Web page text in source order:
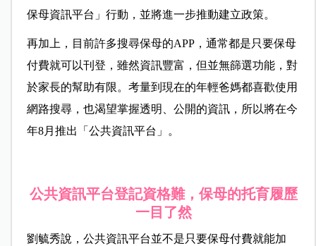
保母資訊平台」行動，並將進一步推動建立政策。
再加上，目前許多搜尋保母的APP，通常都是只要保母
付費就可以刊登，雖然資訊豐富，但並無篩選功能，對
於家長的幫助有限。考量到現在的年輕爸媽都喜歡使用
網路搜尋，也渴望掌握透明、公開的資訊，所以將在今
年8月推出「公共資訊平台」。
公共資訊平台登記資格難，保母的托育履歷
一目了然
劉毓秀說，公共資訊平台並不是只要保母付費就能加